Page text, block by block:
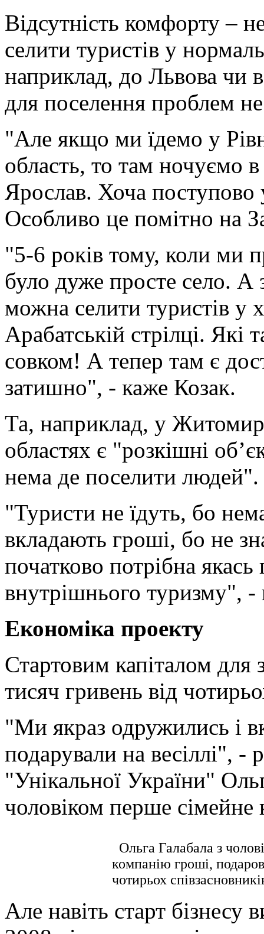
Відсутність комфорту –
селити туристів у
наприклад, до Львова чи
для поселення проблем
"Але якщо ми їдемо у
область, то там ночуємо
Ярослав. Хоча
Особливо це помітно на
"5-6 років тому, коли ми
було дуже просте село. А
можна селити туристів
Арабатській стрілці.
совком! А тепер там є
затишно", - каже Козак.
Та, наприклад, у
областях є "розкішні
нема де поселити людей".
"Туристи не їдуть, бо
вкладають гроші, бо не
початково потрібна
внутрішнього туризму",
Економіка проекту
Стартовим капіталом для
тисяч гривень від
"Ми якраз одружились і
подарували на весіллі", -
"Унікальної України"
чоловіком перше сімейне
Ольга Галабала з
компанію гроші,
чотирьох
Але навіть старт бізнесу